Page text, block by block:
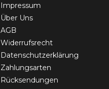
Impressum
Über Uns
AGB
Widerrufsrecht
Datenschutzerklärung
Zahlungsarten
Rücksendungen